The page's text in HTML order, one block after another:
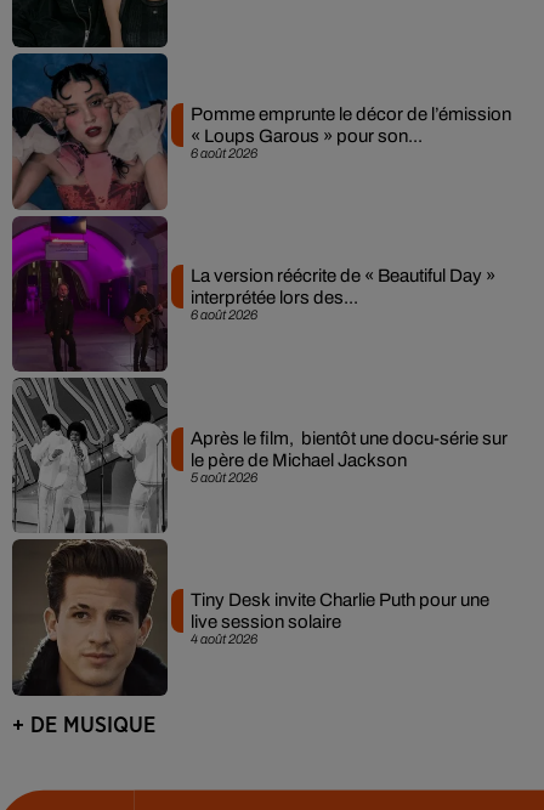
6 août 2026
Pomme emprunte le décor de l’émission
« Loups Garous » pour son...
6 août 2026
La version réécrite de « Beautiful Day »
interprétée lors des...
5 août 2026
Après le film, bientôt une docu-série sur
le père de Michael Jackson
4 août 2026
Tiny Desk invite Charlie Puth pour une
live session solaire
+ DE MUSIQUE